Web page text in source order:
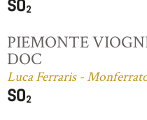
PIEMONTE
DOC
Luca Ferraris -